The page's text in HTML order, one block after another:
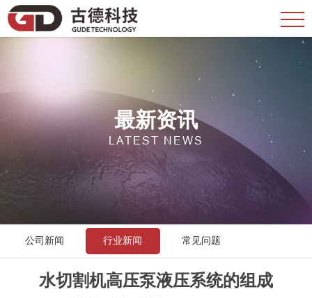
最新资讯
LATEST NEWS
公司新闻 行业新闻 常见问题
水切割机高压泵液压系统的组成